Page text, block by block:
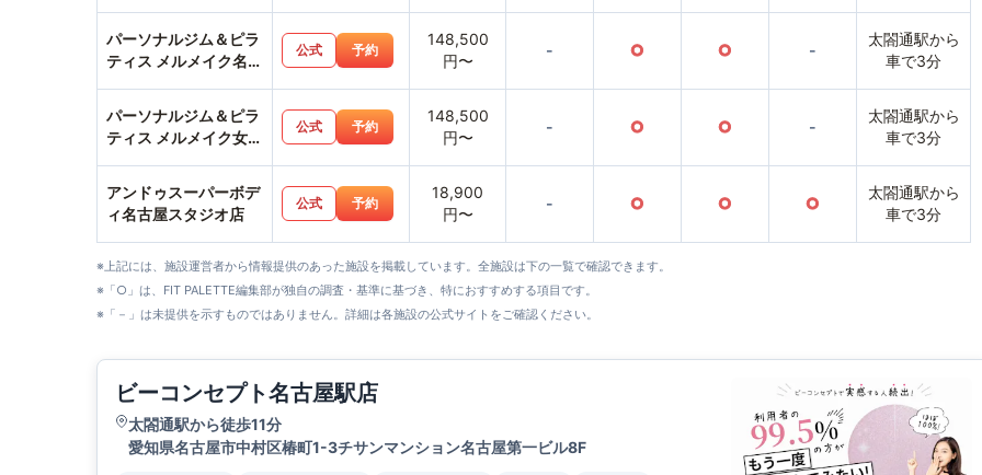
パーソナルジム＆ピラ
ティス メルメイク名駅
公式 予約
148,500
円〜
- ○ ○ -
太閤通駅から
車で3分
パーソナルジム＆ピラ
ティス メルメイク女性
公式 予約
148,500
円〜
- ○ ○ -
太閤通駅から
車で3分
アンドゥスーパーボデ
ィ名古屋スタジオ店
公式 予約
18,900
円〜
- ○ ○ ○
太閤通駅から
車で3分
※上記には、施設運営者から情報提供のあった施設を掲載しています。全施設は下の一覧で確認できます。
※「○」は、FIT PALETTE編集部が独自の調査・基準に基づき、特におすすめする項目です。
※「－」は未提供を示すものではありません。詳細は各施設の公式サイトをご確認ください。
ビーコンセプト名古屋駅店
太閤通駅から徒歩11分
愛知県名古屋市中村区椿町1-3チサンマンション名古屋第一ビル8F